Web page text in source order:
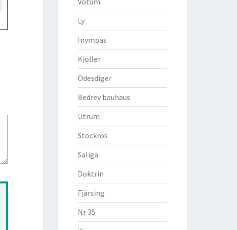
Ly
Inympas
Kjöller
Ödesdiger
Bedrev bauhaus
Utrum
Stockros
Saliga
Doktrin
Fjärsing
Nr 35